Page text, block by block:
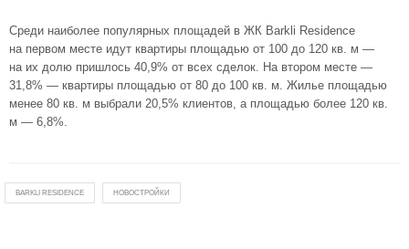
Среди наиболее популярных площадей в ЖК Barkli Residence
на первом месте идут квартиры площадью от 100 до 120 кв. м —
на их долю пришлось 40,9% от всех сделок. На втором месте —
31,8% — квартиры площадью от 80 до 100 кв. м. Жилье площадью
менее 80 кв. м выбрали 20,5% клиентов, а площадью более 120 кв.
м — 6,8%.
BARKLI RESIDENCE НОВОСТРОЙКИ